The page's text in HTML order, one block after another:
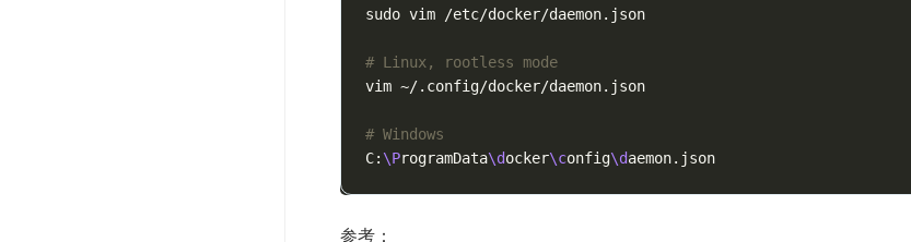
sudo vim /etc/docker/daemon.json
# Linux, rootless mode
vim ~/.config/docker/daemon.json
# Windows
C: \ProgramData\docker\config\d
参考：